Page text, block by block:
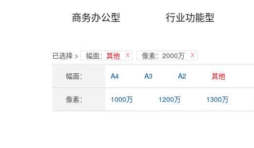
商务办公型 行业功能型
已选择 > 幅面： 其他 像素：2000万
幅面： A4 A3 A2 其他
像素： 1000万 1200万 1300万